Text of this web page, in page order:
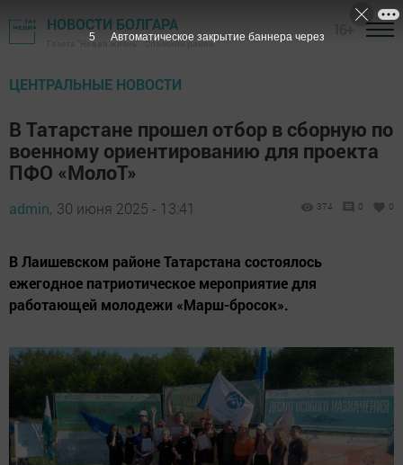
НОВОСТИ БОЛГАРА
Газета "Новая жизнь" - Спасский район
ЦЕНТРАЛЬНЫЕ НОВОСТИ
В Татарстане прошел отбор в сборную по
военному ориентированию для проекта
ПФО «МолоТ»
admin, 30 июня 2025 - 13:41 374 0 0
В Лаишевском районе Татарстана состоялось
ежегодное патриотическое мероприятие для
работающей молодежи «Марш-бросок».
4 Автоматическое закрытие баннера через